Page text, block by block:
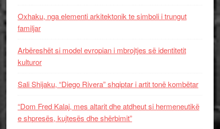
Oxhaku, nga elementi arkitektonik te simboli i trungut
familjar
Arbëreshët si model evropian i mbrojtjes së identitetit
kulturor
Sali Shijaku, “Diego Rivera” shqiptar i artit tonë kombëtar
“Dom Fred Kalaj, mes altarit dhe atdheut si hermeneutikë
e shpresës, kujtesës dhe shërbimit”